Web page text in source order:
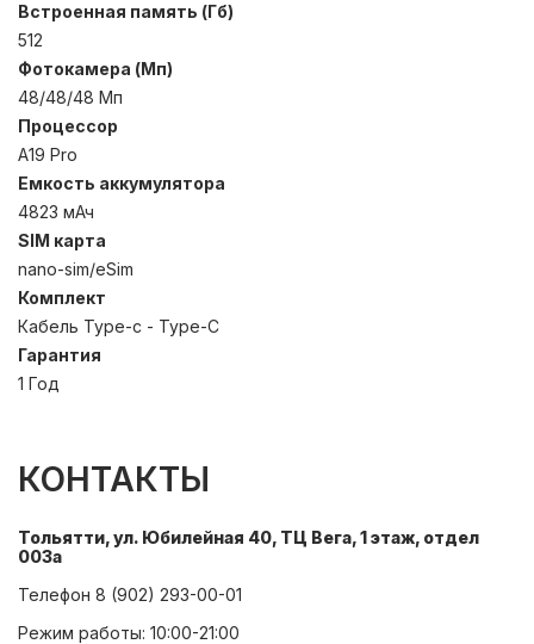
Встроенная память (Гб)
512
Фотокамера (Мп)
48/48/48 Мп
Процессор
A19 Pro
Емкость аккумулятора
4823 мАч
SIM карта
nano-sim/eSim
Комплект
Кабель Type-c - Type-C
Гарантия
1 Год
КОНТАКТЫ
Тольятти, ул. Юбилейная 40, ТЦ Вега, 1 этаж, отдел
003а
Телефон 8 (902) 293-00-01
Режим работы: 10:00-21:00